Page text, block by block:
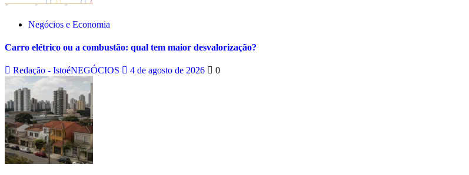
Negócios e Economia
Carro elétrico ou a combustão: qual tem maior desvalorização?
Redação - IstoéNEGÓCIOS 4 de agosto de 2026 0